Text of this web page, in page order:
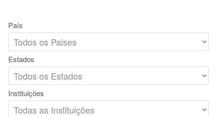
País
Estados
Instituições